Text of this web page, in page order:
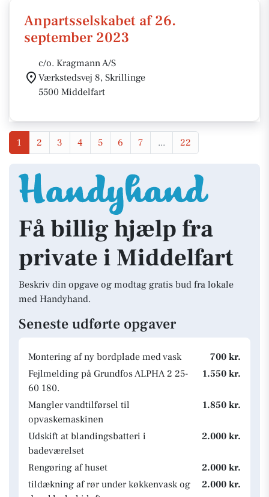
Anpartsselskabet af 26.
september 2023
c/o. Kragmann A/S
Værkstedsvej 8, Skrillinge
5500 Middelfart
1 2 3 4 5 6 7 ... 22
Få billig hjælp fra
private i Middelfart
Beskriv din opgave og modtag gratis bud fra lokale
med Handyhand.
Seneste udførte opgaver
Montering af ny bordplade med vask
700 kr.
Fejlmelding på Grundfos ALPHA 2 25-
60 180.
1.550 kr.
Mangler vandtilførsel til
opvaskemaskinen
1.850 kr.
Udskift at blandingsbatteri i
badeværelset
2.000 kr.
Rengøring af huset
2.000 kr.
tildækning af rør under køkkenvask og
2.000 kr.